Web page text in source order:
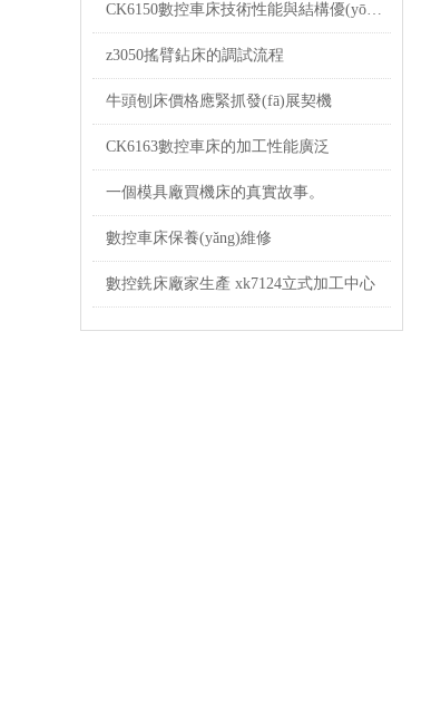
CK6150數控車床技術性能與結構優(yōu)勢
z3050搖臂鉆床的調試流程
牛頭刨床價格應緊抓發(fā)展契機
CK6163數控車床的加工性能廣泛
一個模具廠買機床的真實故事。
數控車床保養(yǎng)維修
數控銑床廠家生產 xk7124立式加工中心